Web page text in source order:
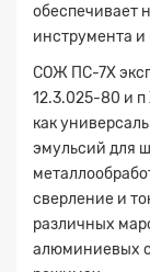
обеспечивает
инструмента и
СОЖ ПС-7Х
12.3.025-80 и
как
эмульсий для
сверление и
различных
алюминиевых